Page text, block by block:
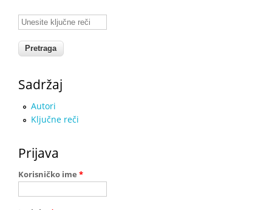
Unesite ključne reči
Sadržaj
Autori
Ključne reči
Prijava
Korisničko ime *